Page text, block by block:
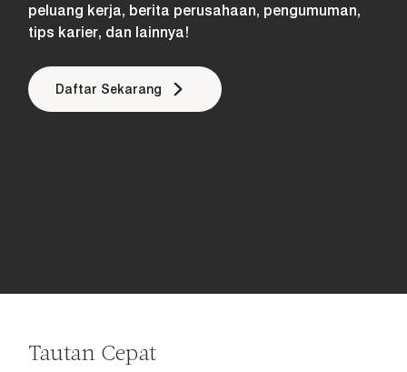
peluang kerja, berita perusahaan, pengumuman,
tips karier, dan lainnya!
Daftar Sekarang
Tautan Cepat